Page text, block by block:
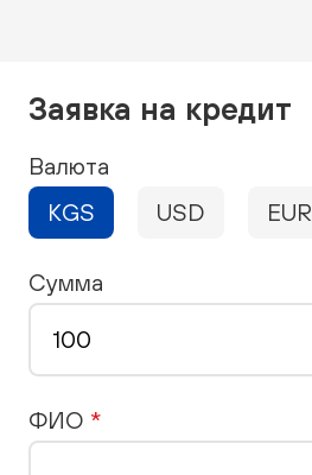
Заявка на кредит
Валюта
KGS
USD EUR
Сумма
ФИО *